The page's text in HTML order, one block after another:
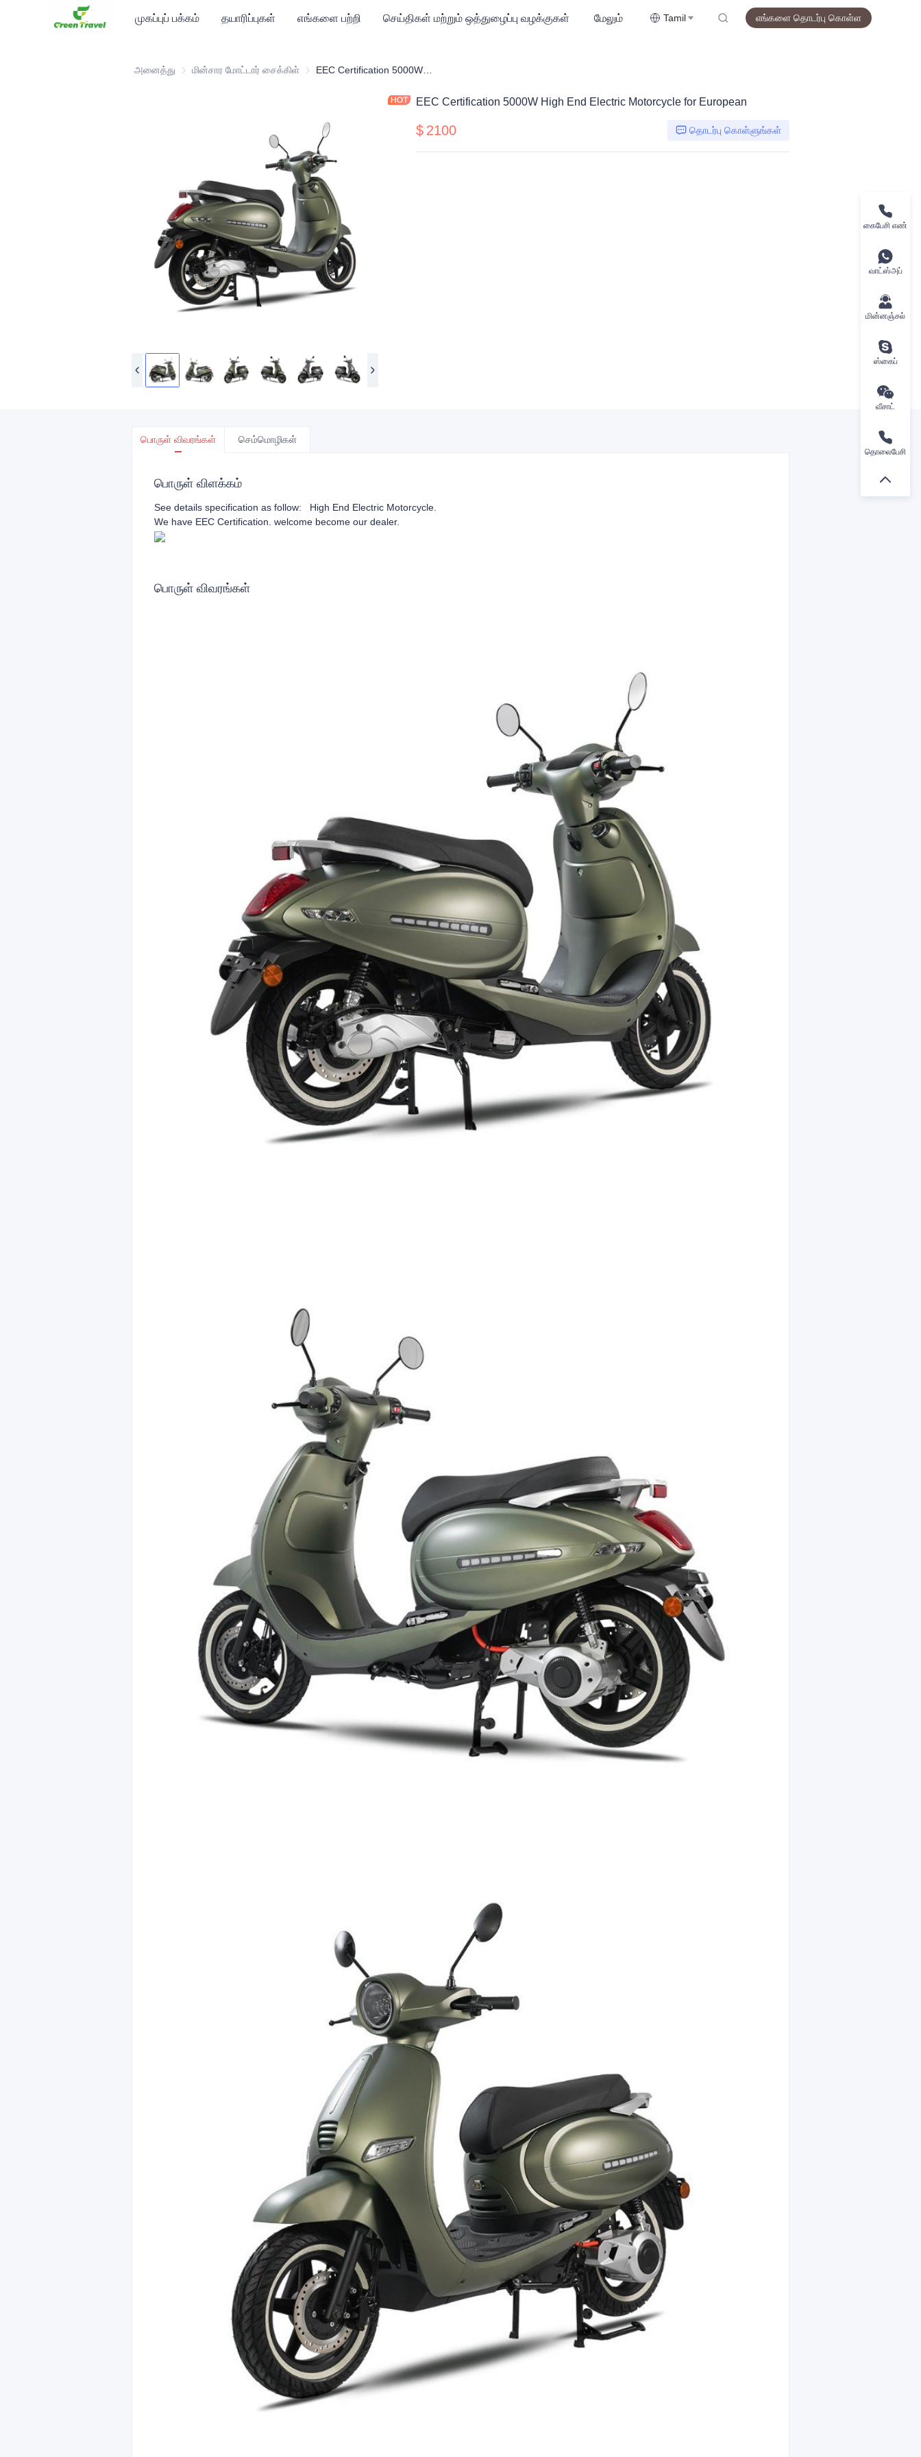
முகப்புப் பக்கம் தயாரிப்புகள் எங்களை பற்றி செய்திகள் மற்றும் ஒத்துழைப்பு வழக்குகள் மேலும் Tamil எங்களை தொடர்பு கொள்ள
அனைத்து மின்சார மோட்டார் சைக்கிள் மின்சார மோட்டார் சைக்கிள்
EEC Certification 5000W High End Electric Motorcycle for European
$ 2100 தொடர்பு கொள்ளுங்கள்
பொருள் விவரங்கள் செம்மொழிகள்
பொருள் விளக்கம்
See details specification as follow: High End Electric Motorcycle.
We have EEC Certification. welcome become our dealer.
பொருள் விவரங்கள்
கைபேசி எண்
வாட்ஸ்அப்
மின்னஞ்சல்
ஸ்கைப்
வீசாட்
தொலைபேசி